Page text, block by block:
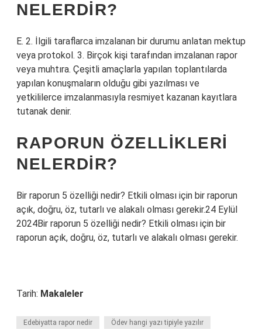
NELERDIR?
E. 2. İlgili taraflarca imzalanan bir durumu anlatan mektup
veya protokol. 3. Birçok kişi tarafından imzalanan rapor
veya muhtıra. Çeşitli amaçlarla yapılan toplantılarda
yapılan konuşmaların olduğu gibi yazılması ve
yetkililerce imzalanmasıyla resmiyet kazanan kayıtlara
tutanak denir.
RAPORUN ÖZELLIKLERI
NELERDIR?
Bir raporun 5 özelliği nedir? Etkili olması için bir raporun
açık, doğru, öz, tutarlı ve alakalı olması gerekir.24 Eylül
2024Bir raporun 5 özelliği nedir? Etkili olması için bir
raporun açık, doğru, öz, tutarlı ve alakalı olması gerekir.
Tarih: Makaleler
Edebiyatta rapor nedir Ödev hangi yazı tipiyle yazılır